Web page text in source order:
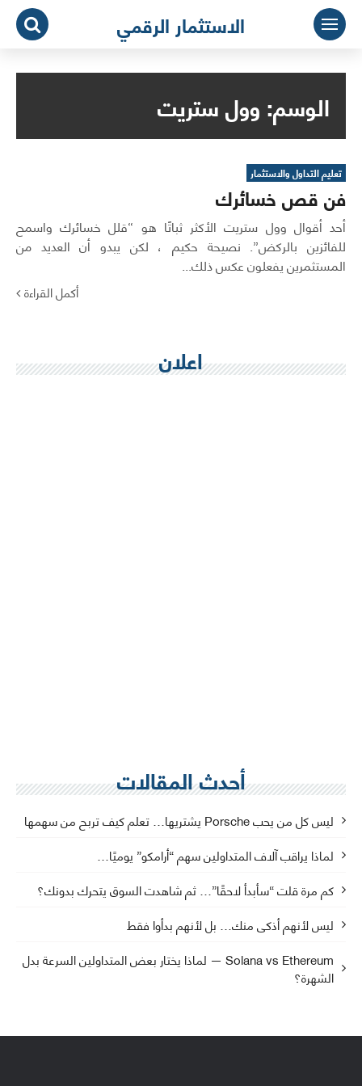
التجاوز
المحتوى
الاستثمار الرقمي
الوسم:وول ستريت
تعليم التداول والاستثمار
فن قص خسائرك
أحد أقوال وول ستريت الأكثر ثباتًا هو “قلل خسائرك واسمح
للفائزين بالركض”. نصيحة حكيم ، لكن يبدو أن العديد من
المستثمرين يفعلون عكس ذلك...
أكمل القراءة
اعلان
أحدث المقالات
ليس كل من يحب Porsche يشتريها… تعلم كيف تربح من سهمها
لماذا يراقب آلاف المتداولين سهم “أرامكو” يوميًا…
كم مرة قلت “سأبدأ لاحقًا”… ثم شاهدت السوق يتحرك بدونك؟
ليس لأنهم أذكى منك… بل لأنهم بدأوا فقط
Solana vs Ethereum — لماذا يختار بعض المتداولين السرعة بدل
الشهرة؟